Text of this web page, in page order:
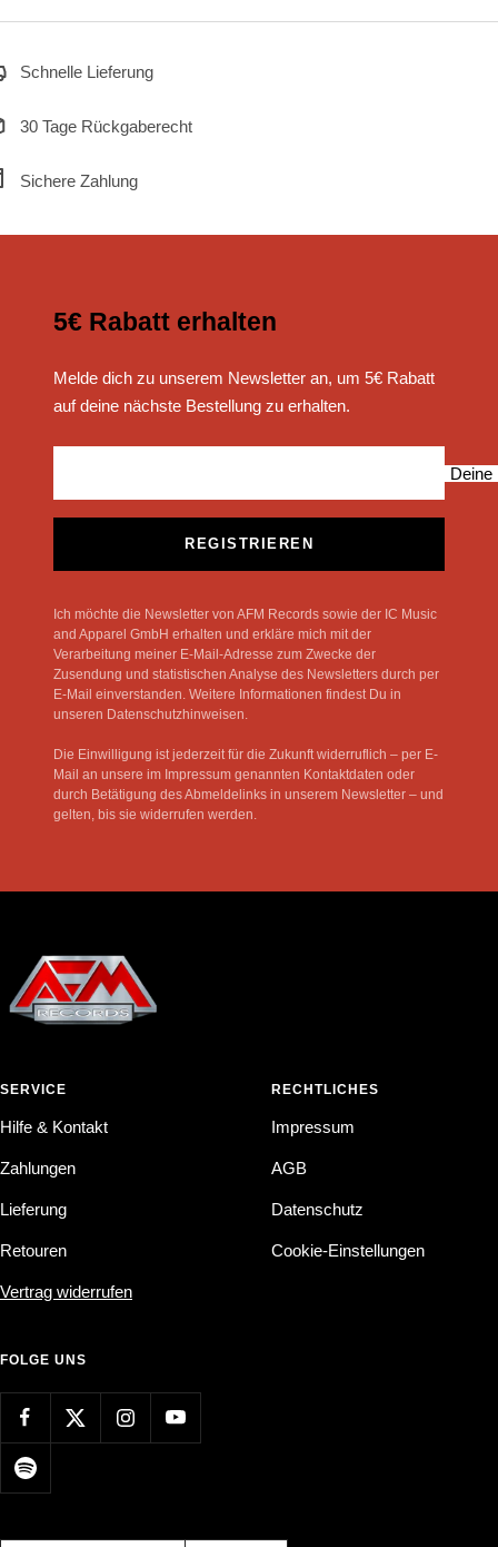
Schnelle Lieferung
30 Tage Rückgaberecht
Sichere Zahlung
5€ Rabatt erhalten
Melde dich zu unserem Newsletter an, um 5€ Rabatt
auf deine nächste Bestellung zu erhalten.
Deine
REGISTRIEREN
Ich möchte die Newsletter von AFM Records sowie der IC Music
and Apparel GmbH erhalten und erkläre mich mit der
Verarbeitung meiner E-Mail-Adresse zum Zwecke der
Zusendung und statistischen Analyse des Newsletters durch per
E-Mail einverstanden. Weitere Informationen findest Du in
unseren Datenschutzhinweisen.
Die Einwilligung ist jederzeit für die Zukunft widerruflich – per E-
Mail an unsere im Impressum genannten Kontaktdaten oder
durch Betätigung des Abmeldelinks in unserem Newsletter – und
gelten, bis sie widerrufen werden.
SERVICE
Hilfe & Kontakt
Zahlungen
Lieferung
Retouren
Vertrag widerrufen
RECHTLICHES
Impressum
AGB
Datenschutz
Cookie-Einstellungen
FOLGE UNS